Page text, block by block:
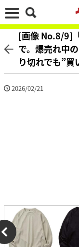
[画像 No.8/9]
で。爆売れ中
り切れでも”買
2026/02/21